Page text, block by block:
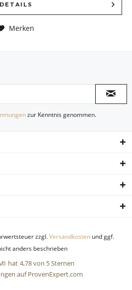
DETAILS
Merken
zur Kenntnis genommen.
zzgl.Versandkosten und ggf.
anders beschrieben
hat 4,78von 5Sternen
auf ProvenExpert.com